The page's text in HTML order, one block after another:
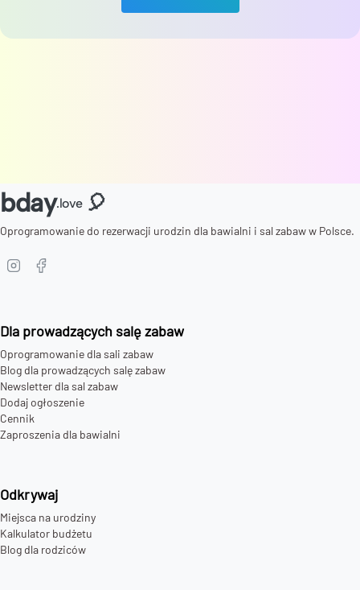
bday.love 🎈
Oprogramowanie do rezerwacji urodzin dla bawialni i sal zabaw w Polsce.
Dla prowadzących salę zabaw
Oprogramowanie dla sali zabaw
Blog dla prowadzących salę zabaw
Newsletter dla sal zabaw
Dodaj ogłoszenie
Cennik
Zaproszenia dla bawialni
Odkrywaj
Miejsca na urodziny
Kalkulator budżetu
Blog dla rodziców